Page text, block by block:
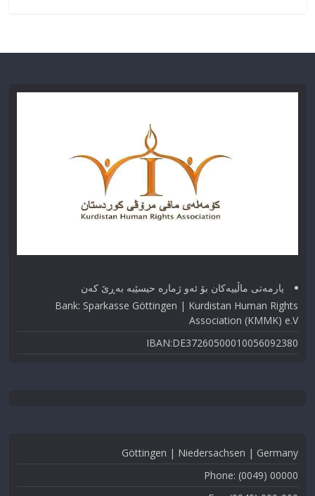
یارمەتی ماڵییەکان بۆ ئەو ژماره حیسێبە بەڕێ کەن
Bank: Sparkasse Göttingen | Kurdistan Human Rights
Association (KMMK) e.V
IBAN:DE37260500010056092380
Göttingen | Niedersachsen | Germany
Phone: (0049) 00000